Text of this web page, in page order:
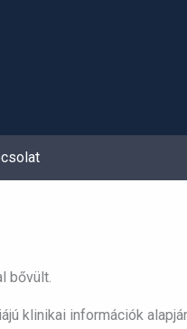
bővült.
klinikai információk